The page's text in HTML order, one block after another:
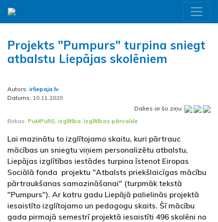
Projekts "Pumpurs" turpina sniegt
atbalstu Liepājas skolēniem
Autors: irliepaja.lv
Datums: 10.11.2020
Dalies ar šo ziņu:
Birkas: PuMPuRS, izglītība, Izglītības pārvalde
Lai mazinātu to izglītojamo skaitu, kuri pārtrauc
mācības un sniegtu viņiem personalizētu atbalstu,
Liepājas izglītības iestādes turpina īstenot Eiropas
Sociālā fonda projektu "Atbalsts priekšlaicīgas mācību
pārtraukšanas samazināšanai" (turpmāk tekstā
"Pumpurs"). Ar katru gadu Liepājā palielinās projektā
iesaistīto izglītojamo un pedagogu skaits. Šī mācību
gada pirmajā semestrī projektā iesaistīti 496 skolēni no